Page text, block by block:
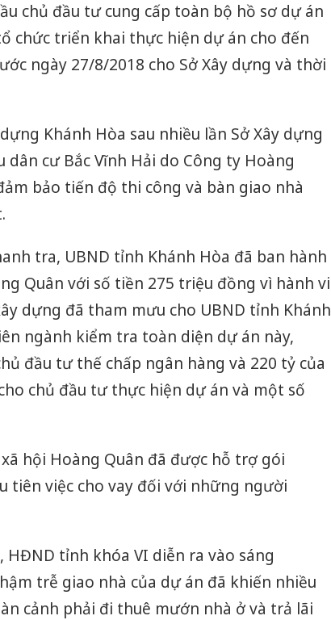
chủ đầu tư cung cấp toàn bộ hồ sơ dự án
chức triển khai thực hiện dự án cho đến
ngày 27/8/2018 cho Sở Xây dựng và thời
Khánh Hòa sau nhiều lần Sở Xây dựng
cư Bắc Vĩnh Hải do Công ty Hoàng
bảo tiến độ thi công và bàn giao nhà
tra, UBND tỉnh Khánh Hòa đã ban hành
Quân với số tiền 275 triệu đồng vì hành vi
dựng đã tham mưu cho UBND tỉnh Khánh
ngành kiểm tra toàn diện dự án này,
đầu tư thế chấp ngân hàng và 220 tỷ của
chủ đầu tư thực hiện dự án và một số
hội Hoàng Quân đã được hỗ trợ gói
tiên việc cho vay đối với những người
HĐND tỉnh khóa VI diễn ra vào sáng
trễ giao nhà của dự án đã khiến nhiều
cảnh phải đi thuê mướn nhà ở và trả lãi